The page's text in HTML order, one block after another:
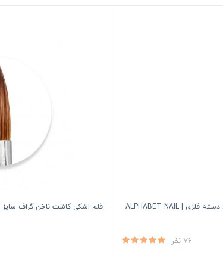
76 نفر
قلم اشکی کاشت ناخن گراف سایز 10 | GRAF